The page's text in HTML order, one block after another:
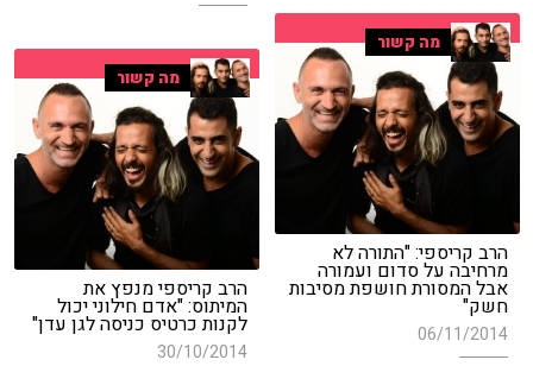
מה קשור
הרב קריספי: "התורה לא
מרחיבה על סדום ועמורה
אבל המסורת חושפת מסיבות
חשק"
06/11/2014
מה קשור
הרב קריספי מנפץ את
המיתוס: "אדם חילוני יכול
לקנות כרטיס כניסה לגן עדן"
30/10/2014